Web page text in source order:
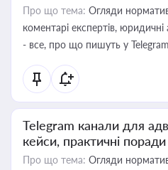
Про що тема: Огляди
коментарі експертів,
- все, про що пишуть у
Telegram канали для
кейси, практичні поради
Про що тема: Огляди